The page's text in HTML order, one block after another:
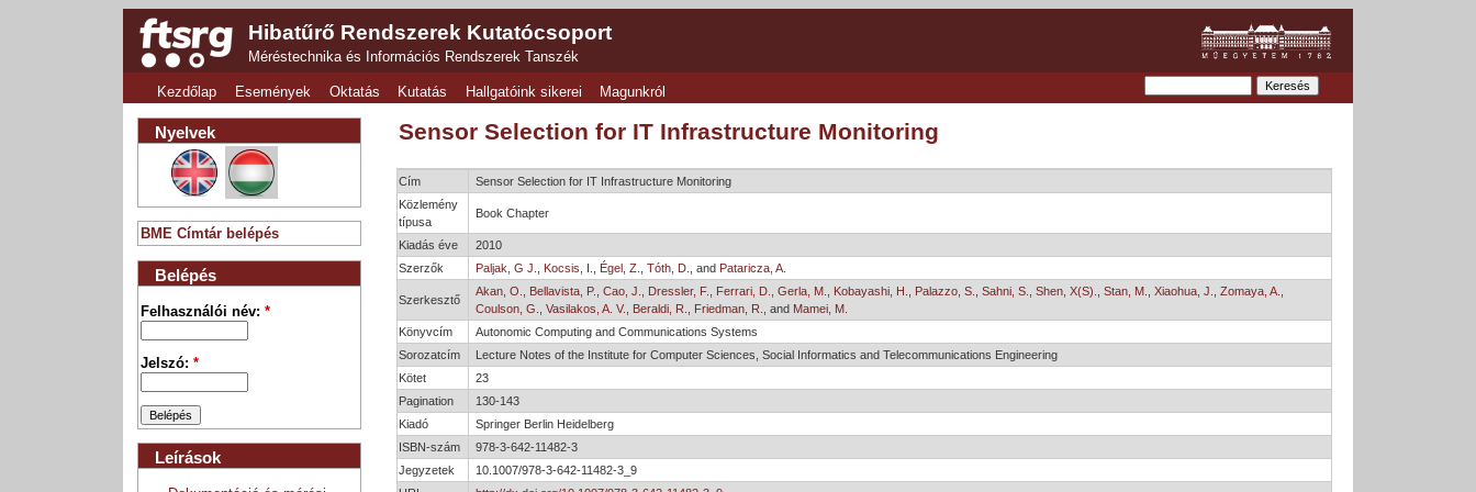
Hibatűrő Rendszerek Kutatócsoport
Méréstechnika és Információs Rendszerek Tanszék
Kezdőlap Események Oktatás Kutatás Hallgatóink sikerei Magunkról
Sensor Selection for IT Infrastructure Monitoring
Cím
Sensor Selection for IT Infrastructure Monitoring
Közlemény
típusa
Book Chapter
Kiadás éve
2010
Szerzők
Paljak, G J. Kocsis, I. Égel, Z. Tóth, D. , and Pataricza, A.
Szerkesztő
Akan, O. Bellavista, P. Cao, J. Dressler, F. Ferrari, D. Gerla, M. Kobayashi, H. Palazzo, S. Sahni, S. Shen, X(S). Stan, M. Xiaohua, J. Zomaya, A.
Coulson, G.
Vasilakos, A. V. Beraldi, R. Friedman, R. , and Mamei, M.
Könyvcím
Autonomic Computing and Communications Systems
Sorozatcím
Lecture Notes of the Institute for Computer Sciences, Social Informatics and Telecommunications Engineering
Kötet
23
Pagination
130-143
Kiadó
Springer Berlin Heidelberg
ISBN-szám
978-3-642-11482-3
Jegyzetek
10.1007/978-3-642-11482-3_9
Nyelvek
BME Címtár belépés
Belépés
Felhasználói név:*
Jelszó:*
Leírások